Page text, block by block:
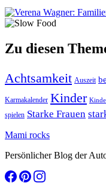
Zu diesen
Achtsamkeit Auszeit
Karmakalender Kinder
spielen Starke Frauen
Mami rocks
Persönlicher Blog der